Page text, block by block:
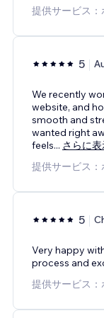
提供サービス
5
We recently
website, and
smooth and
wanted right
feels... さらに
提供サービス
5
Very happy
process and
提供サービス